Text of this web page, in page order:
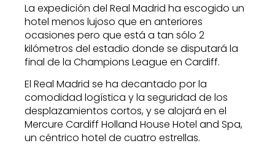
La expedición del Real Madrid ha escogido un
hotel menos lujoso que en anteriores
ocasiones pero que está a tan sólo 2
kilómetros del estadio donde se disputará la
final de la Champions League en Cardiff.
El Real Madrid se ha decantado por la
comodidad logística y la seguridad de los
desplazamientos cortos, y se alojará en el
Mercure Cardiff Holland House Hotel and Spa,
un céntrico hotel de cuatro estrellas.